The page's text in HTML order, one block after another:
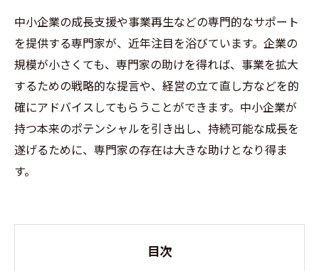
中小企業の成長支援や事業再生などの専門的なサポート
を提供する専門家が、近年注目を浴びています。企業の
規模が小さくても、専門家の助けを得れば、事業を拡大
するための戦略的な提言や、経営の立て直し方などを的
確にアドバイスしてもらうことができます。中小企業が
持つ本来のポテンシャルを引き出し、持続可能な成長を
遂げるために、専門家の存在は大きな助けとなり得ま
す。
目次